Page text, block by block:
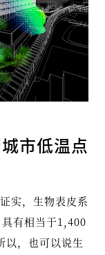
市低温点
实，生物表皮系
有相当于1,400
以，也可以说生